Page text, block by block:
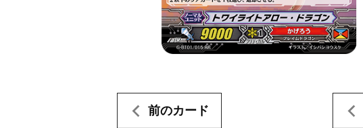
前のカード